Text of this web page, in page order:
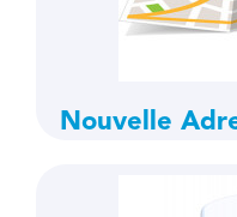
Nouvelle